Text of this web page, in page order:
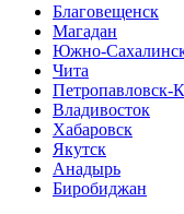
Благовещенск
Магадан
Южно-
Чита
Петропавловск-
Владивосток
Хабаровск
Якутск
Анадырь
Биробиджан